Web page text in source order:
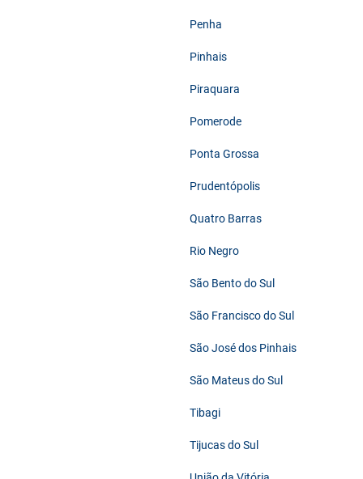
Penha
Pinhais
Piraquara
Pomerode
Ponta Grossa
Prudentópolis
Quatro Barras
Rio Negro
São Bento do Sul
São Francisco do Sul
São José dos Pinhais
São Mateus do Sul
Tibagi
Tijucas do Sul